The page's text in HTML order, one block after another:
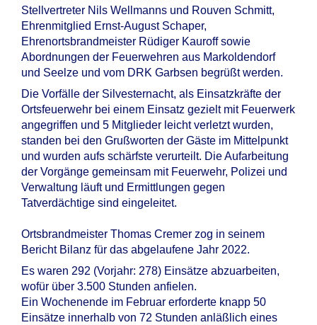
Stellvertreter Nils Wellmanns und Rouven Schmitt,
Ehrenmitglied Ernst-August Schaper,
Ehrenortsbrandmeister Rüdiger Kauroff sowie
Abordnungen der Feuerwehren aus Markoldendorf
und Seelze und vom DRK Garbsen begrüßt werden.
Die Vorfälle der Silvesternacht, als Einsatzkräfte der
Ortsfeuerwehr bei einem Einsatz gezielt mit Feuerwerk
angegriffen und 5 Mitglieder leicht verletzt wurden,
standen bei den Grußworten der Gäste im Mittelpunkt
und wurden aufs schärfste verurteilt. Die Aufarbeitung
der Vorgänge gemeinsam mit Feuerwehr, Polizei und
Verwaltung läuft und Ermittlungen gegen
Tatverdächtige sind eingeleitet.
Ortsbrandmeister Thomas Cremer zog in seinem
Bericht Bilanz für das abgelaufene Jahr 2022.
Es waren 292 (Vorjahr: 278) Einsätze abzuarbeiten,
wofür über 3.500 Stunden anfielen.
Ein Wochenende im Februar erforderte knapp 50
Einsätze innerhalb von 72 Stunden anläßlich eines